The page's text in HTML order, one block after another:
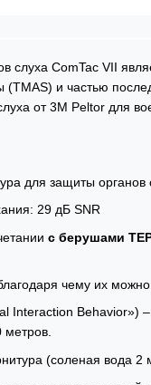
слуха ComTac VII
и частью
от 3M Peltor для
для защиты
29 дБ SNR
с берушами
чему их
Interaction Behavior»)
метров.
(соленая вода 2